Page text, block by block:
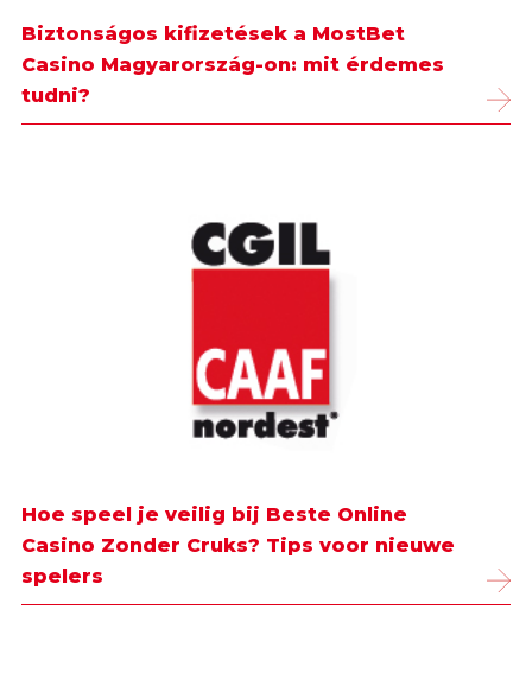
Biztonságos kifizetések a MostBet
Casino Magyarország-on: mit érdemes
tudni?
Hoe speel je veilig bij Beste Online
Casino Zonder Cruks? Tips voor nieuwe
spelers